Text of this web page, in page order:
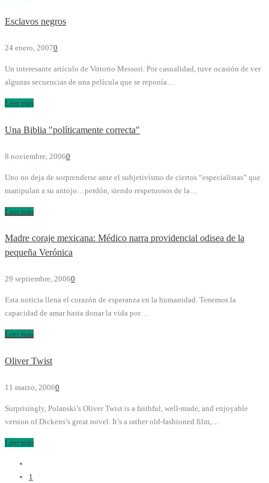
Esclavos negros
24 enero, 20070
Un interesante artículo de Vittorio Messori. Por casualidad, tuve ocasión de ver
algunas secuencias de una película que se reponía…
Leer más
Una Biblia "políticamente correcta"
8 noviembre, 20060
Uno no deja de sorprenderse ante el subjetivismo de ciertos “especialistas” que
manipulan a su antojo…perdón, siendo respetuosos de la…
Leer más
Madre coraje mexicana: Médico narra providencial odisea de la
pequeña Verónica
29 septiembre, 20060
Esta noticia llena el corazón de esperanza en la humanidad. Tenemos la
capacidad de amar hasta donar la vida por…
Leer más
Oliver Twist
11 marzo, 20060
Surprisingly, Polanski’s Oliver Twist is a faithful, well-made, and enjoyable
version of Dickens’s great novel. It’s a rather old-fashioned film,…
Leer más
1